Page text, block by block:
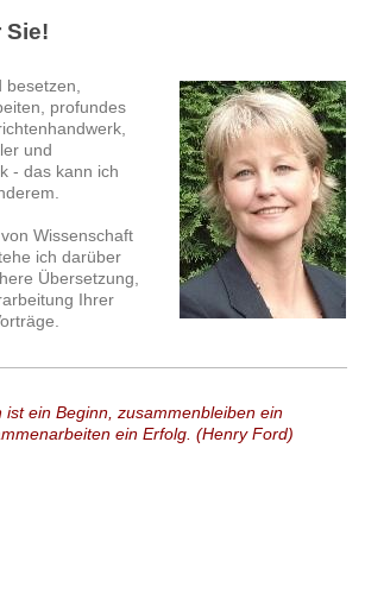
Sie!
profundes
und
- das kann ich
Wissenschaft
ich darüber
Übersetzung,
Ihrer
ein Beginn, zusammenbleiben ein
ein Erfolg. (Henry Ford)